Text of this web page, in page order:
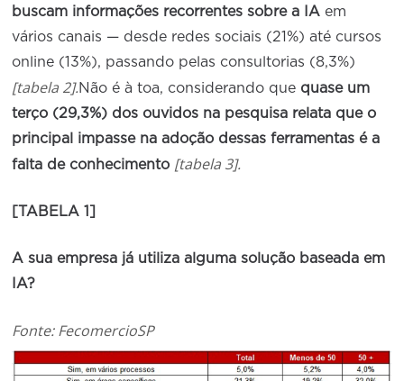
buscam informações recorrentes sobre a IA em
vários canais — desde redes sociais (21%) até cursos
online (13%), passando pelas consultorias (8,3%)
[tabela 2].Não é à toa, considerando que quase um
terço (29,3%) dos ouvidos na pesquisa relata que o
principal impasse na adoção dessas ferramentas é a
falta de conhecimento [tabela 3].
[TABELA 1]
A sua empresa já utiliza alguma solução baseada em
IA?
Fonte: FecomercioSP